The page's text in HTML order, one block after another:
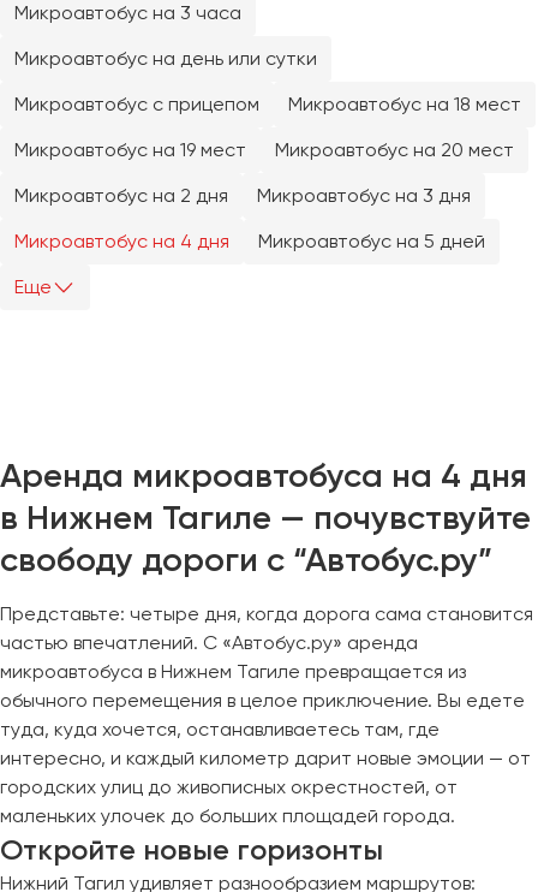
Микроавтобус на 3 часа
Микроавтобус на день или сутки
Микроавтобус с прицепом
Микроавтобус на 18 мест
Микроавтобус на 19 мест
Микроавтобус на 20 мест
Микроавтобус на 2 дня
Микроавтобус на 3 дня
Микроавтобус на 4 дня
Микроавтобус на 5 дней
Еще
Аренда микроавтобуса на 4 дня
в Нижнем Тагиле — почувствуйте
свободу дороги с “Автобус.ру”
Представьте: четыре дня, когда дорога сама становится
частью впечатлений. С «Автобус.ру» аренда
микроавтобуса в Нижнем Тагиле превращается из
обычного перемещения в целое приключение. Вы едете
туда, куда хочется, останавливаетесь там, где
интересно, и каждый километр дарит новые эмоции — от
городских улиц до живописных окрестностей, от
маленьких улочек до больших площадей города.
Откройте новые горизонты
Нижний Тагил удивляет разнообразием маршрутов:
Чебоксары
Челябинск
Якутск
Ярославль